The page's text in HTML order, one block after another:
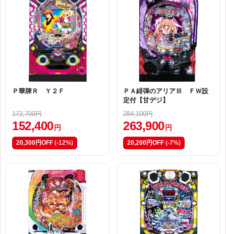
Ｐ華牌Ｒ Ｙ２Ｆ
172,700円
152,400 円
20,300円OFF (-12%)
ＰＡ緋弾のアリアⅢ ＦＷ設
定付【甘デジ】
284,100円
263,900 円
20,200円OFF (-7%)